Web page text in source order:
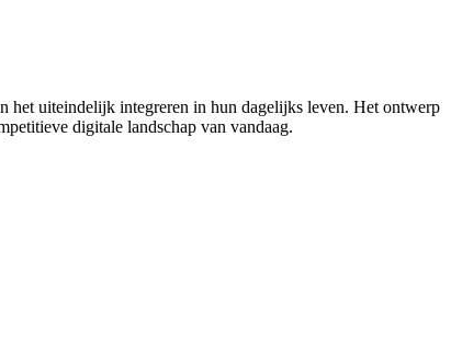
het uiteindelijk integreren in hun dagelijks leven. Het ontwerp
digitale landschap van vandaag.